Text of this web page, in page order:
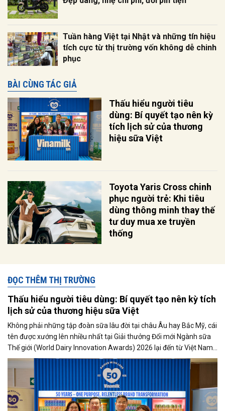
Tuần hàng Việt tại Nhật và những tín hiệu
tích cực từ thị trường vốn không dễ chinh
phục
BÀI CÙNG TÁC GIẢ
Thấu hiểu người tiêu
dùng: Bí quyết tạo nên kỳ
tích lịch sử của thương
hiệu sữa Việt
Toyota Yaris Cross chinh
phục người trẻ: Khi tiêu
dùng thông minh thay thế
tư duy mua xe truyền
thống
ĐỌC THÊM THỊ TRƯỜNG
Thấu hiểu người tiêu dùng: Bí quyết tạo nên kỳ tích
lịch sử của thương hiệu sữa Việt
Không phải những tập đoàn sữa lâu đời tại châu Âu hay Bắc Mỹ, cái
tên được xướng lên nhiều nhất tại Giải thưởng Đổi mới Ngành sữa
Thế giới (World Dairy Innovation Awards) 2026 lại đến từ Việt Nam.
Vinamilk gây bất ngờ lớn khi giành chiến thắng áp đảo với 5 hạng
mục giải thưởng, tạo nên một kỷ lục chưa từng có trong lịch sử giải.
Điều gì giúp đại diện từ Việt Nam tạo nên kỳ tích đặc biệt này?